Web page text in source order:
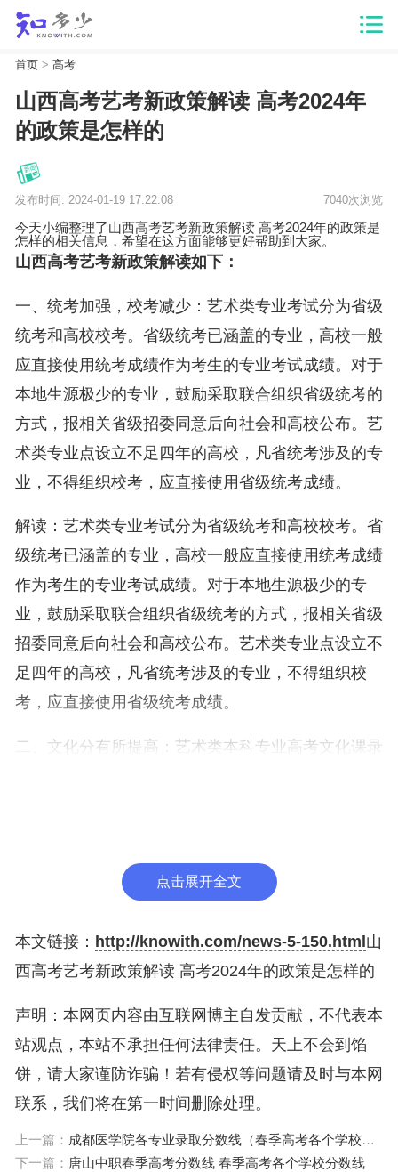
首页> 高考
山西高考艺考新政策解读 高考2024年
的政策是怎样的
发布时间: 2024-01-19 17:22:08 7040次浏览
今天小编整理了山西高考艺考新政策解读 高考2024年的政策是
怎样的相关信息，希望在这方面能够更好帮助到大家。
山西高考艺考新政策解读如下：
一、统考加强，校考减少：艺术类专业考试分为省级
统考和高校校考。省级统考已涵盖的专业，高校一般
应直接使用统考成绩作为考生的专业考试成绩。对于
本地生源极少的专业，鼓励采取联合组织省级统考的
方式，报相关省级招委同意后向社会和高校公布。艺
术类专业点设立不足四年的高校，凡省统考涉及的专
业，不得组织校考，应直接使用省级统考成绩。
解读：艺术类专业考试分为省级统考和高校校考。省
级统考已涵盖的专业，高校一般应直接使用统考成绩
作为考生的专业考试成绩。对于本地生源极少的专
业，鼓励采取联合组织省级统考的方式，报相关省级
招委同意后向社会和高校公布。艺术类专业点设立不
足四年的高校，凡省统考涉及的专业，不得组织校
考，应直接使用省级统考成绩。
二、文化分有所提高：艺术类本科专业高考文化课录
分数线的70%；）对于已经按高考文化课成绩录取或
使用省级统考成绩作为专业成绩录取的专业，鼓励相
解读：对艺考类别的考生来说，2022年的政策变化
考生必须要通过统考才有机会参加校考。二是2022
年本科批将由原来的按联考专业成绩录取调整为按综
合成绩录取，综合成绩由两部分组成，其中专业成绩
占70％、文化成绩占30％。以往很多学校的艺术类
相关专业录取都是学校自主划定文化课录取分数线。
点击展开全文
本文链接： http://knowith.com/news-5-150.html 山
西高考艺考新政策解读 高考2024年的政策是怎样的
声明：本网页内容由互联网博主自发贡献，不代表本
站观点，本站不承担任何法律责任。天上不会到馅
饼，请大家谨防诈骗！若有侵权等问题请及时与本网
联系，我们将在第一时间删除处理。
上一篇： 成都医学院各专业录取分数线（春季高考各个学校分数线）
下一篇： 唐山中职春季高考分数线 春季高考各个学校分数线